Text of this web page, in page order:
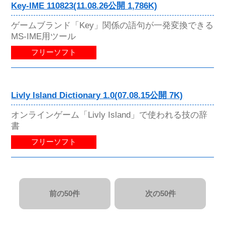
Key-IME 110823(11.08.26公開 1,786K)
ゲームブランド「Key」関係の語句が一発変換できる
MS-IME用ツール
フリーソフト
Livly Island Dictionary 1.0(07.08.15公開 7K)
オンラインゲーム「Livly Island」で使われる技の辞
書
フリーソフト
前の50件 次の50件